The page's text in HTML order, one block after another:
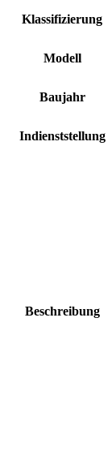
Klassifizierung
Modell
Baujahr
Indienststellung
Beschreibung